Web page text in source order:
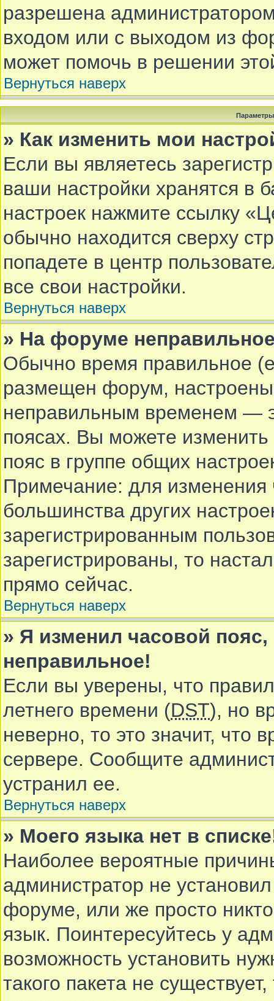
разрешена
входом или с выходом из
может помочь в решении
Вернуться наверх
Параметры
» Как изменить мои
Если вы являетесь
ваши настройки хранятся в
настроек нажмите ссылку
обычно находится сверху
попадете в центр
все свои настройки.
Вернуться наверх
» На форуме
Обычно время правильное
размещен форум,
неправильным временем —
поясах. Вы можете
пояс в группе общих
Примечание: для изменения
большинства других
зарегистрированным
зарегистрированы, то
прямо сейчас.
Вернуться наверх
» Я изменил часовой
неправильное!
Если вы уверены, что
летнего времени (DST), но
неверно, то это значит, что
сервере. Сообщите
устранил ее.
Вернуться наверх
» Моего языка нет в
Наиболее вероятные
администратор не
форуме, или же просто
язык. Поинтересуйтесь у
возможность установить
такого пакета не